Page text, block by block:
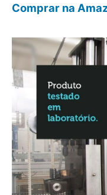
Comprar na